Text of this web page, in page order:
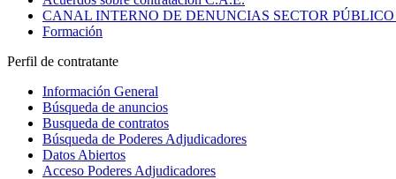
CANAL INTERNO DE DENUNCIAS SECTOR
Formación
Perfil de contratante
Información General
Búsqueda de anuncios
Busqueda de contratos
Búsqueda de Poderes Adjudicadores
Datos Abiertos
Acceso Poderes Adjudicadores